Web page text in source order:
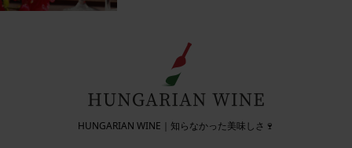
HUNGARIAN WINE｜知らなかった美味しさ🍷